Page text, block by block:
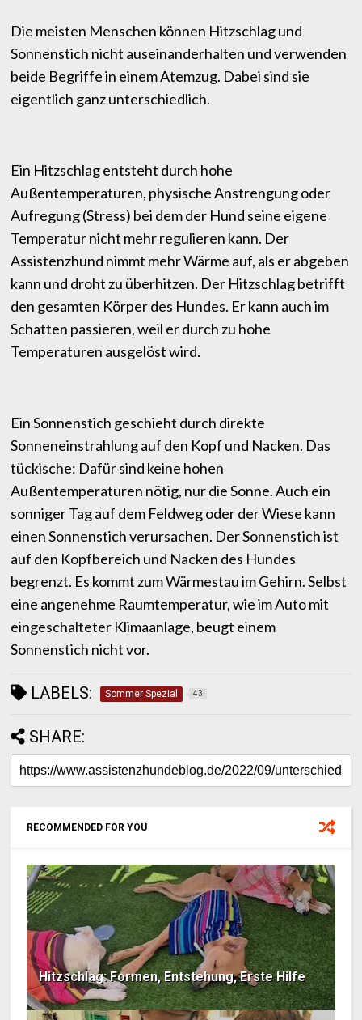
Die meisten Menschen können Hitzschlag und
Sonnenstich nicht auseinanderhalten und verwenden
beide Begriffe in einem Atemzug. Dabei sind sie
eigentlich ganz unterschiedlich.
Ein Hitzschlag entsteht durch hohe
Außentemperaturen, physische Anstrengung oder
Aufregung (Stress) bei dem der Hund seine eigene
Temperatur nicht mehr regulieren kann. Der
Assistenzhund nimmt mehr Wärme auf, als er abgeben
kann und droht zu überhitzen. Der Hitzschlag betrifft
den gesamten Körper des Hundes. Er kann auch im
Schatten passieren, weil er durch zu hohe
Temperaturen ausgelöst wird.
Ein Sonnenstich geschieht durch direkte
Sonneneinstrahlung auf den Kopf und Nacken. Das
tückische: Dafür sind keine hohen
Außentemperaturen nötig, nur die Sonne. Auch ein
sonniger Tag auf dem Feldweg oder der Wiese kann
einen Sonnenstich verursachen. Der Sonnenstich ist
auf den Kopfbereich und Nacken des Hundes
begrenzt. Es kommt zum Wärmestau im Gehirn. Selbst
eine angenehme Raumtemperatur, wie im Auto mit
eingeschalteter Klimaanlage, beugt einem
Sonnenstich nicht vor.
LABELS: Sommer Spezial 43
SHARE:
RECOMMENDED FOR YOU
Hitzschlag: Formen, Entstehung, Erste Hilfe